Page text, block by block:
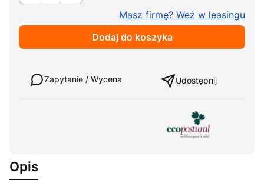
Masz firmę? Weź w leasingu
Dodaj do koszyka
Zapytanie / Wycena Udostępnij
Opis